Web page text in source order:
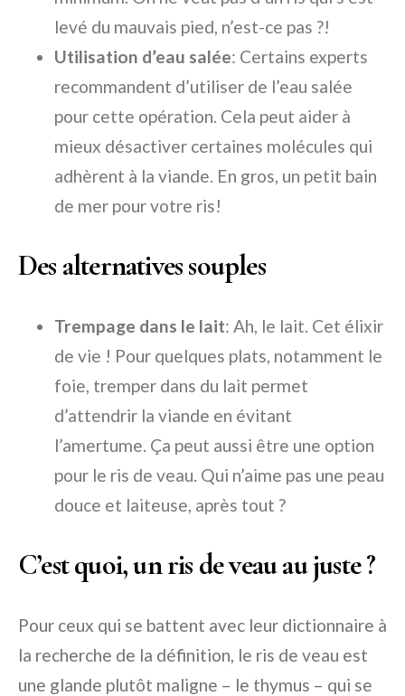
levé du mauvais pied, n’est-ce pas ?!
Utilisation d’eau salée: Certains experts
recommandent d’utiliser de l’eau salée
pour cette opération. Cela peut aider à
mieux désactiver certaines molécules qui
adhèrent à la viande. En gros, un petit bain
de mer pour votre ris!
Des alternatives souples
Trempage dans le lait: Ah, le lait. Cet élixir
de vie ! Pour quelques plats, notamment le
foie, tremper dans du lait permet
d’attendrir la viande en évitant
l’amertume. Ça peut aussi être une option
pour le ris de veau. Qui n’aime pas une peau
douce et laiteuse, après tout ?
C’est quoi, un ris de veau au juste ?
Pour ceux qui se battent avec leur dictionnaire à
la recherche de la définition, le ris de veau est
une glande plutôt maligne – le thymus – qui se